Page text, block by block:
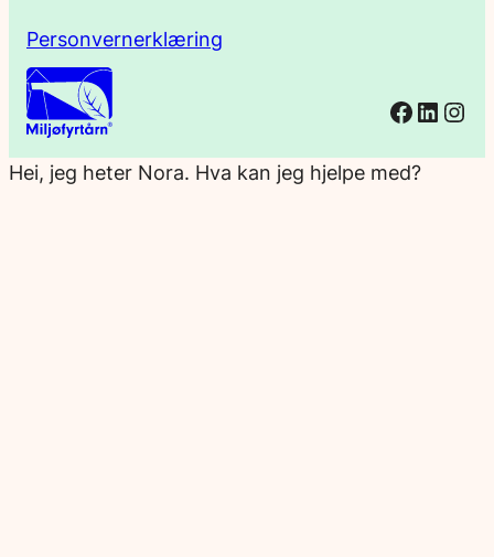
Personvernerklæring
Hei, jeg heter Nora. Hva kan jeg hjelpe med?